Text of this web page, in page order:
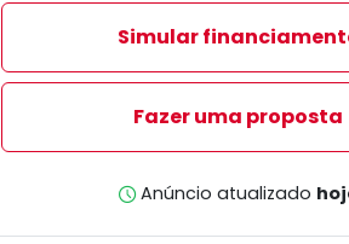
Simular
Fazer uma proposta
Anúncio atualizado